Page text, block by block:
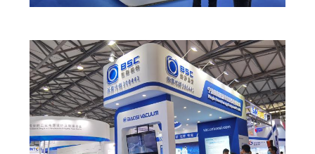
COMPRESSOR
PLAN
SITE